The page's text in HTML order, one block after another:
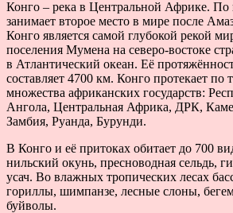
Конго – река в Центральной Африке. По
занимает второе место в мире после
Конго является самой глубокой рекой
поселения Мумена на северо-востоке
в Атлантический океан. Её
составляет 4700 км. Конго протекает по
множества африканских государств:
Ангола, Центральная Африка, ДРК,
Замбия, Руанда, Бурунди.
В Конго и её притоках обитает до 700
нильский окунь, пресноводная сельдь,
усач. Во влажных тропических лесах
гориллы, шимпанзе, лесные слоны,
буйволы.